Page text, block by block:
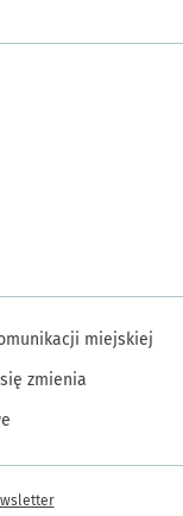
miejskiej
zmienia